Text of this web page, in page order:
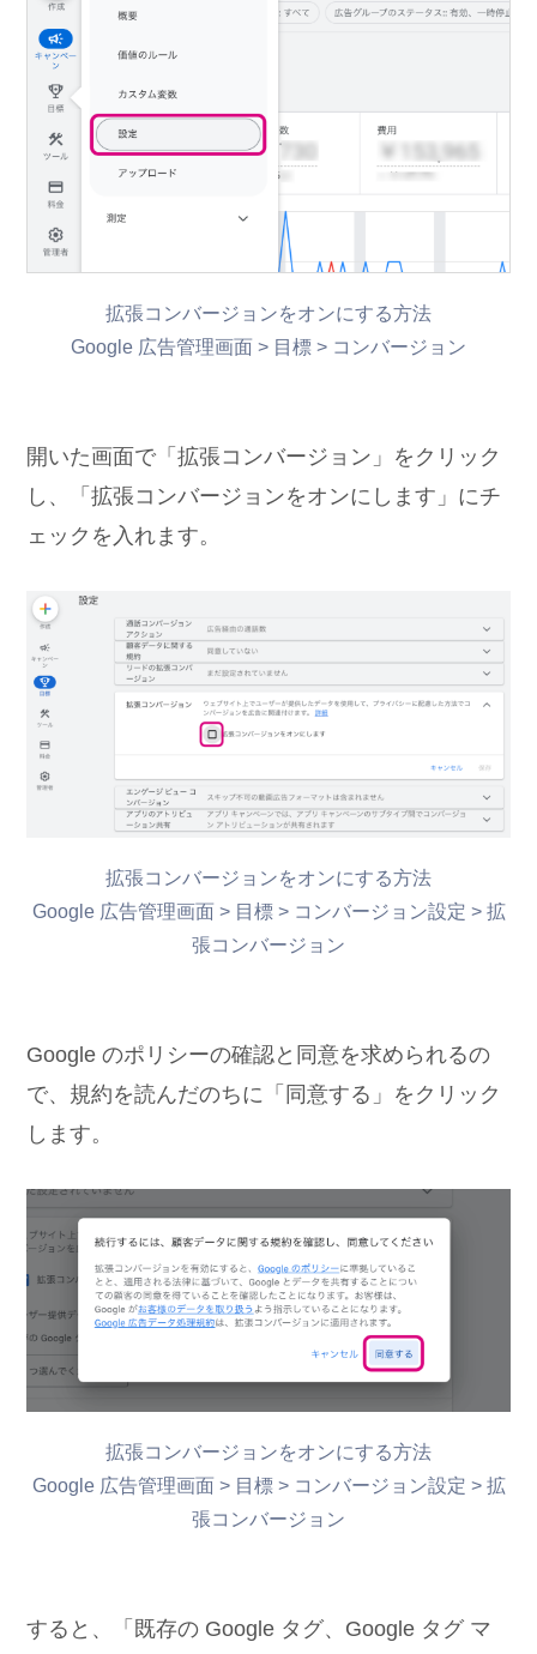
拡張コンバージョンをオンにする方法
Google 広告管理画面 > 目標 > コンバージョン
開いた画面で「拡張コンバージョン」をクリック
し、「拡張コンバージョンをオンにします」にチ
ェックを入れます。
拡張コンバージョンをオンにする方法
Google 広告管理画面 > 目標 > コンバージョン設定 > 拡
張コンバージョン
Google のポリシーの確認と同意を求められるの
で、規約を読んだのちに「同意する」をクリック
します。
拡張コンバージョンをオンにする方法
Google 広告管理画面 > 目標 > コンバージョン設定 > 拡
張コンバージョン
すると、「既存の Google タグ、Google タグ マ